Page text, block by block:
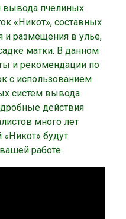
вывода пчелиных
«Никот», составных
и размещения в улье,
матки. В данном
и рекомендации по
с использованием
систем вывода
действия
много лет
«Никот» будут
работе.